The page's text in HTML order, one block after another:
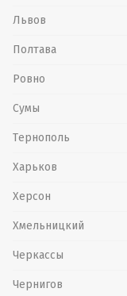
Львов
Полтава
Ровно
Сумы
Тернополь
Харьков
Херсон
Хмельницкий
Черкассы
Чернигов